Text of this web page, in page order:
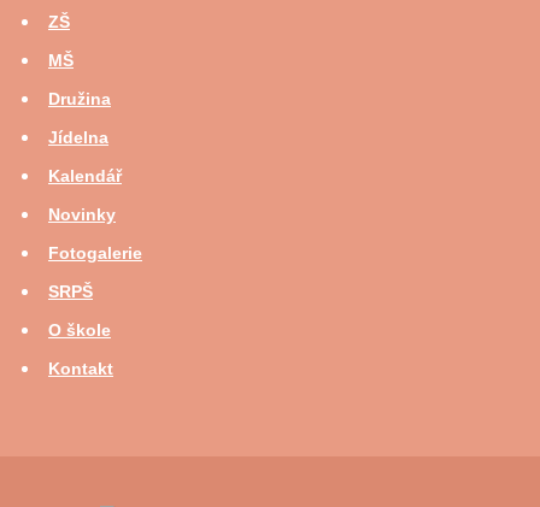
ZŠ
MŠ
Družina
Jídelna
Kalendář
Novinky
Fotogalerie
SRPŠ
O škole
Kontakt